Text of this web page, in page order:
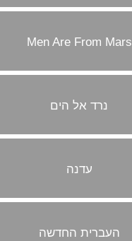
Men Are From Mars
נרד אל הים
עדנה
העברית החדשה